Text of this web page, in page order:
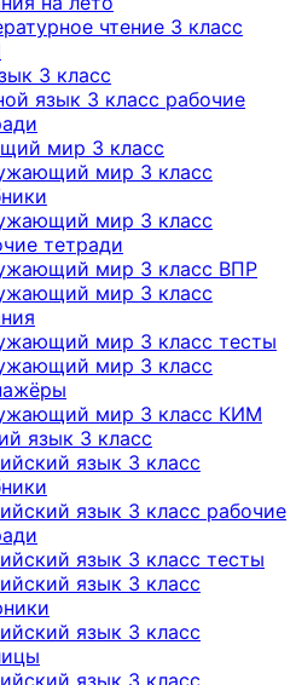
чтение 3 класс
3 класс
язык 3 класс рабочие
мир 3 класс
мир 3 класс
мир 3 класс
тетради
мир 3 класс ВПР
мир 3 класс
мир 3 класс тесты
мир 3 класс
мир 3 класс КИМ
язык 3 класс
язык 3 класс
язык 3 класс рабочие
язык 3 класс тесты
язык 3 класс
язык 3 класс
язык 3 класс